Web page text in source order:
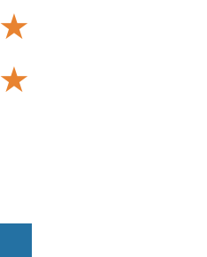
★
★